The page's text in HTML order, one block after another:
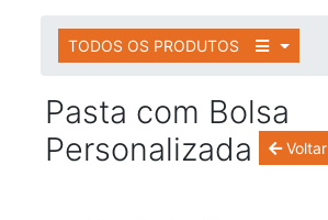
TODOS OS PRODUTOS
Pasta com Bolsa
Personalizada